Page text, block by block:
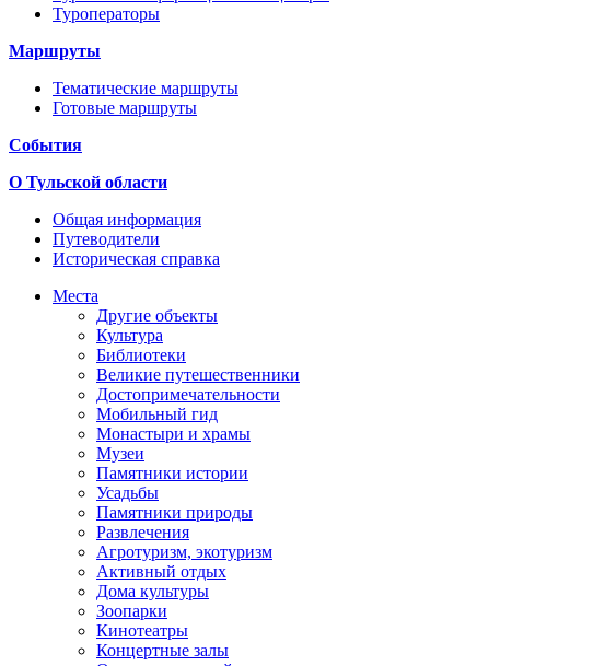
Туроператоры
Маршруты
Тематические маршруты
Готовые маршруты
События
О Тульской области
Общая информация
Путеводители
Историческая справка
Места
Другие объекты
Культура
Библиотеки
Великие путешественники
Достопримечательности
Мобильный гид
Монастыри и храмы
Музеи
Памятники истории
Усадьбы
Памятники природы
Развлечения
Агротуризм, экотуризм
Активный отдых
Дома культуры
Зоопарки
Кинотеатры
Концертные залы